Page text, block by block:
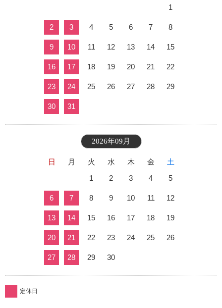
1
2 3 4 5 6 7 8
9 10 11 12 13 14 15
16 17 18 19 20 21 22
23 24 25 26 27 28 29
30 31
2026年09月
日 月 火 水 木 金
土
1
2 3 4 5
6 7 8 9 10 11 12
13 14 15 16 17 18 19
20 21 22 23 24 25 26
27 28 29 30
定休日